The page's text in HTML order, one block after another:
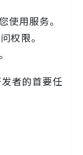
使用服务。
权限。
者的首要任